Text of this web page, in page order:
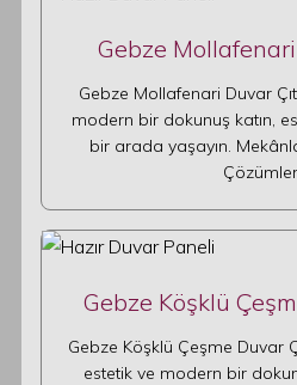
Gebze Mollafenari
Gebze Mollafenari Duvar
modern bir dokunuş katın,
bir arada yaşayın.
Gebze Köşklü
Gebze Köşklü Çeşme Duvar
estetik ve modern bir